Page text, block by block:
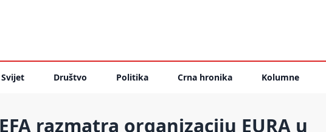
Društvo Politika Crna hronika Kolumne
razmatra organizaciju EURA u